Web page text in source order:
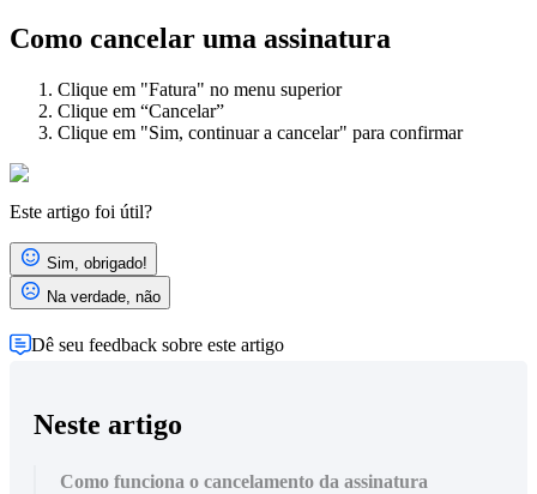
Como cancelar uma assinatura
Clique em "Fatura" no menu superior
Clique em “Cancelar”
Clique em "Sim, continuar a cancelar" para confirmar
Este artigo foi útil?
Sim, obrigado!
Na verdade, não
Dê seu feedback sobre este artigo
Neste artigo
Como funciona o cancelamento da assinatura